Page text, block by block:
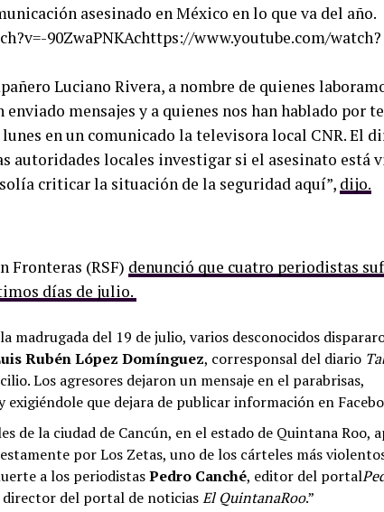
asesinado en México en lo que va del año.
90ZwaPNKAchttps://www.youtube.com/watch?
Luciano Rivera, a nombre de quienes
enviado mensajes y a quienes nos han hablado por
en un comunicado la televisora local CNR. El
autoridades locales investigar si el asesinato está
criticar la situación de la seguridad aquí”, dijo.
Fronteras (RSF) denunció que cuatro periodistas
días de julio.
madrugada del 19 de julio, varios desconocidos
Rubén López Domínguez, corresponsal del diario
Los agresores dejaron un mensaje en el parabrisas,
exigiéndole que dejara de publicar información en
de la ciudad de Cancún, en el estado de Quintana Roo,
por Los Zetas, uno de los cárteles más
a los periodistasPedro Canché, editor del portal
director del portal de noticiasEl QuintanaRoo.”